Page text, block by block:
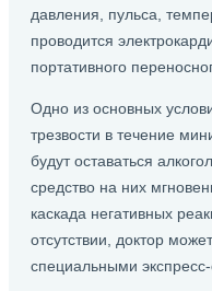
давления, пульса,
проводится
портативного
Одно из основных
трезвости в течение
будут оставаться
средство на них
каскада негативных
отсутствии, доктор
специальными